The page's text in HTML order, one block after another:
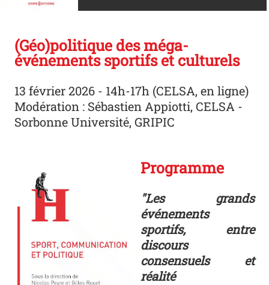
(Géo)politique des méga-
événements sportifs et culturels
13 février 2026 - 14h-17h (CELSA, en ligne)
Modération : Sébastien Appiotti, CELSA -
Sorbonne Université, GRIPIC
Hermès sport
Programme
"Les grands
événements
sportifs, entre
discours
consensuels et
réalité